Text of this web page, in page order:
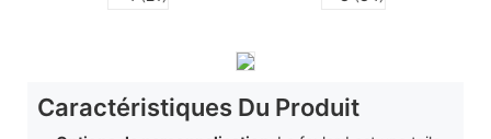
Caractéristiques Du Produit